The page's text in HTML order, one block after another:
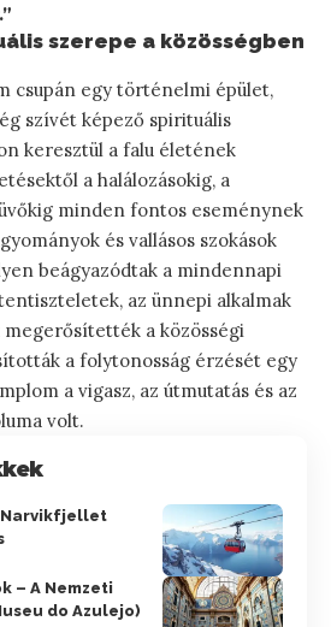
szerepe a közösségben
csupán egy történelmi épület,
szívét képező spirituális
keresztül a falu életének
a halálozásokig, a
minden fontos eseménynek
és vallásos szokások
beágyazódtak a mindennapi
az ünnepi alkalmak
megerősítették a közösségi
a folytonosság érzését egy
a vigasz, az útmutatás és az
volt.
Narvikfjellet
– A Nemzeti
do Azulejo)